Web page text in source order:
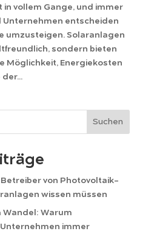
in vollem Gange, und immer
Unternehmen entscheiden
umzusteigen. Solaranlagen
sondern bieten
Möglichkeit, Energiekosten
der...
Suchen
Betreiber von Photovoltaik-
wissen müssen
Wandel: Warum
immer